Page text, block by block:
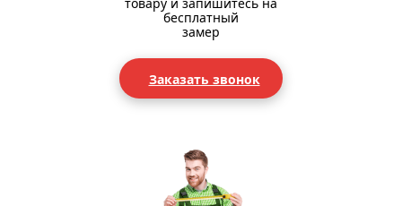
бесплатный
замер
Заказать звонок